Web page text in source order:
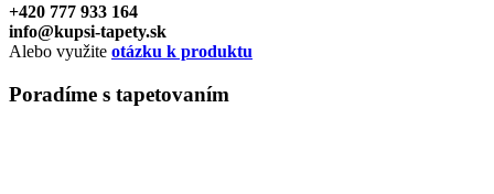
+420 777 933 164
info@kupsi-tapety.sk
Alebo využite otázku k produktu
Poradíme s tapetovaním